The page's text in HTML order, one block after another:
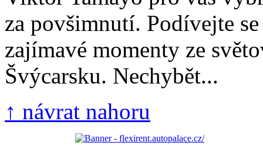
za povšimnutí. Podívejte
zajímavé momenty ze
Švýcarsku. Nechybět...
↑ návrat nahoru